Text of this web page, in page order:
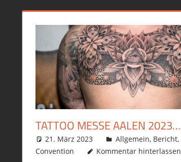
TATTOO MESSE AALEN 2023…
21. März 2023 philofax
Allgemein, Bericht,
Convention
Kommentar hinterlassen